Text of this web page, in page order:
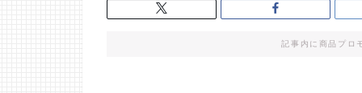
記事内に商品プロ